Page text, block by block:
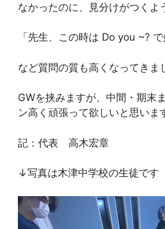
なかったのに、見分けがつくよ
「先生、この時は Do you ~? で
など質問の質も高くなってきま
GWを挟みますが、中間・期末
ン高く頑張って欲しいと思いま
記：代表 高木宏章
↓写真は木津中学校の生徒です